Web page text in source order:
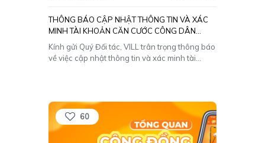
THÔNG BÁO CẬP NHẬT THÔNG TIN VÀ XÁC
MINH TÀI KHOẢN CĂN CƯỚC CÔNG DÂN
(CCCD) TRÊN ỨNG DỤNG VILL MERCHANT
Kính gửi Quý Đối tác, VILL trân trọng thông báo
về việc cập nhật thông tin và xác minh tài
của Quý Đối tác. I.[…]
60